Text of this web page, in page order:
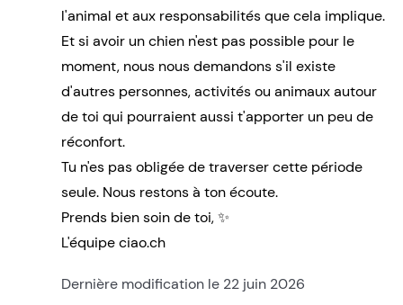
l'animal et aux responsabilités que cela implique.
Et si avoir un chien n'est pas possible pour le
moment, nous nous demandons s'il existe
d'autres personnes, activités ou animaux autour
de toi qui pourraient aussi t'apporter un peu de
réconfort.
Tu n'es pas obligée de traverser cette période
seule. Nous restons à ton écoute.
Prends bien soin de toi, ✨
L'équipe ciao.ch
Dernière modification le 22 juin 2026